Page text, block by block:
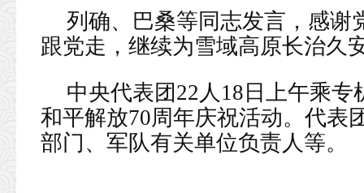
列确、巴桑等同志发言，感谢
跟党走，继续为雪域高原长治久
中央代表团22人18日上午乘
和平解放70周年庆祝活动。代表
部门、军队有关单位负责人等。